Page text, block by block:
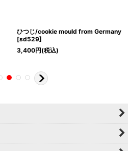
ひつじ/cookie mould from Germany
[sd529]
3,400円(税込)